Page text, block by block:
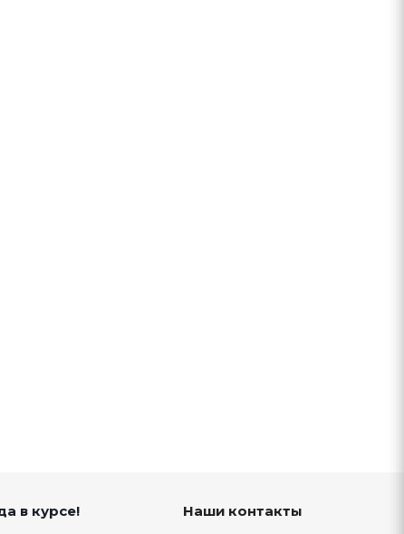
в курсе! Наши контакты